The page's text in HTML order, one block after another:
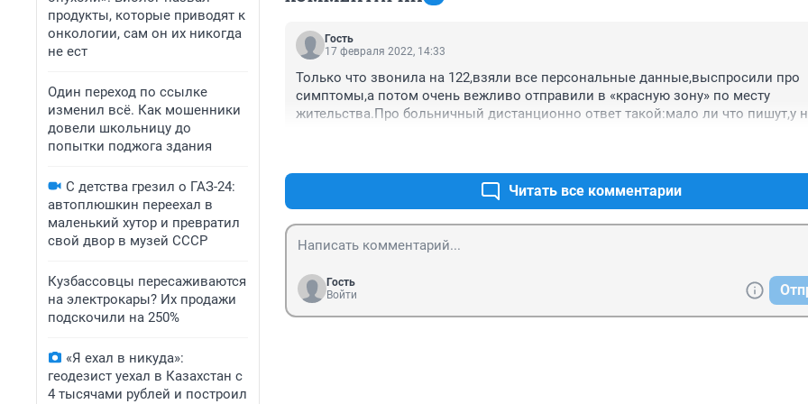
продукты, которые приводят к
онкологии, сам он их никогда
не ест
Один переход по ссылке
изменил всё. Как мошенники
довели школьницу до
попытки поджога здания
С детства грезил о ГАЗ-24:
автоплюшкин переехал в
маленький хутор и превратил
свой двор в музей СССР
Кузбассовцы пересаживаются
на электрокары? Их продажи
подскочили на 250%
«Я ехал в никуда»:
геодезист уехал в Казахстан с
4 тысячами рублей и построил
Гость
17 февраля 2022, 14:33
Только что звонила на 122,взяли все персональные данные,выспросили про
симптомы,а потом очень вежливо отправили в «красную зону» по месту
жительства.Про больничный дистанционно ответ такой:мало ли что пишут,у
Читать все комментарии
Гость
Войти